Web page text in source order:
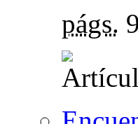
págs.